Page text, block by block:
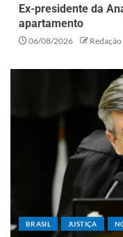
Ex-presidente da
apartamento
06/08/2026 Redação
BRASIL JUSTIÇA